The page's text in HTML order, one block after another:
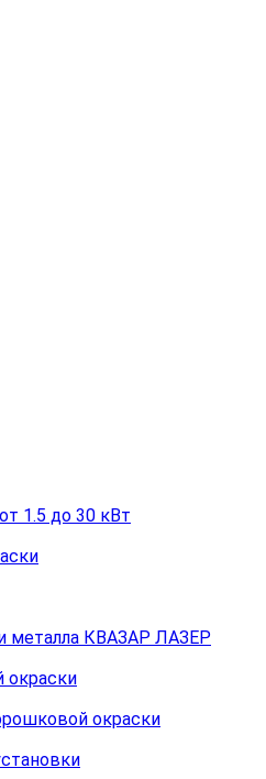
1.5 до 30 кВт
металла КВАЗАР ЛАЗЕР
окраски
окраски